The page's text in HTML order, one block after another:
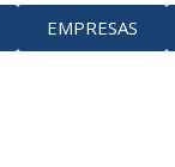
EMPRESAS